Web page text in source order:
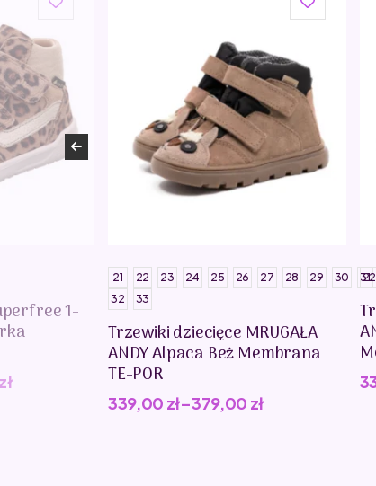
1-
21 22 23 24 25 26 27 28 29 30
31
32
33
Trzewiki dziecięce MRUGAŁA
ANDY Alpaca Beż Membrana
TE-POR
339,00 zł–379,00 zł
22